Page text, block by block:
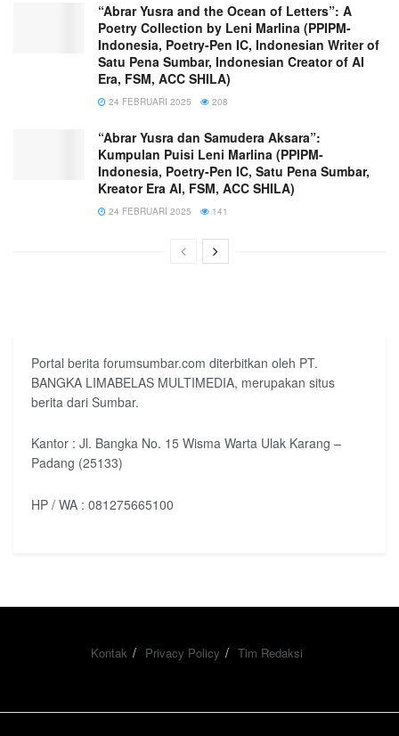
“Abrar Yusra and the Ocean of Letters”: A
Poetry Collection by Leni Marlina (PPIPM-
Indonesia, Poetry-Pen IC, Indonesian Writer of
Satu Pena Sumbar, Indonesian Creator of AI
Era, FSM, ACC SHILA)
24 FEBRUARI 2025 208
“Abrar Yusra dan Samudera Aksara”:
Kumpulan Puisi Leni Marlina (PPIPM-
Indonesia, Poetry-Pen IC, Satu Pena Sumbar,
Kreator Era AI, FSM, ACC SHILA)
24 FEBRUARI 2025 141
Portal berita forumsumbar.com diterbitkan oleh PT.
BANGKA LIMABELAS MULTIMEDIA, merupakan situs
berita dari Sumbar.
Kantor : Jl. Bangka No. 15 Wisma Warta Ulak Karang –
Padang (25133)
HP / WA : 081275665100
Kontak Privacy Policy Tim Redaksi